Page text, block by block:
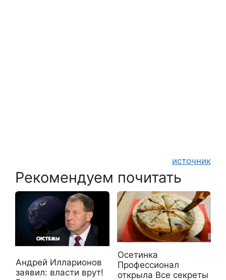
источник
Рекомендуем почитать
Андрей Илларионов
заявил: власти врут!
Осетинка
Профессионал
открыла Все секреты